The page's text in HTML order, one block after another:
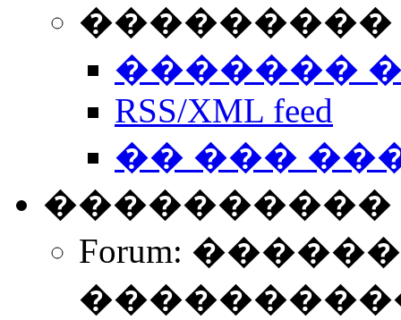
���������
�������
RSS/XML feed
�� ���
����������
Forum: